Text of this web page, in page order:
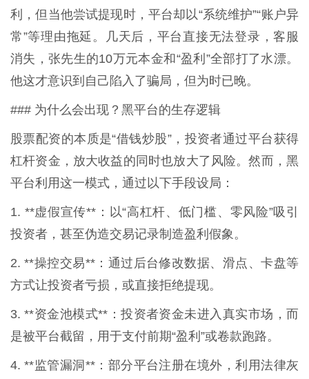
利，但当他尝试提现时，平台却以“系统维护”“账户异
常”等理由拖延。几天后，平台直接无法登录，客服
消失，张先生的10万元本金和“盈利”全部打了水漂。
他这才意识到自己陷入了骗局，但为时已晚。
### 为什么会出现？黑平台的生存逻辑
股票配资的本质是“借钱炒股”，投资者通过平台获得
杠杆资金，放大收益的同时也放大了风险。然而，黑
平台利用这一模式，通过以下手段设局：
1. **虚假宣传**：以“高杠杆、低门槛、零风险”吸引
投资者，甚至伪造交易记录制造盈利假象。
2. **操控交易**：通过后台修改数据、滑点、卡盘等
方式让投资者亏损，或直接拒绝提现。
3. **资金池模式**：投资者资金未进入真实市场，而
是被平台截留，用于支付前期“盈利”或卷款跑路。
4. **监管漏洞**：部分平台注册在境外，利用法律灰